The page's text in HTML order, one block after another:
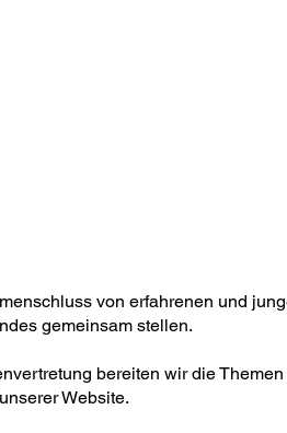
von erfahrenen und
gemeinsam stellen.
bereiten wir die
Website.